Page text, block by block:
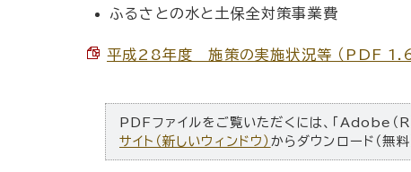
ふるさとの水と土保全対策事業費
平成28年度 施策の実施状況等 （PDF
PDFファイルをご覧いただくには、「Adobe（
サイト（新しいウィンドウ） からダウンロード（無料